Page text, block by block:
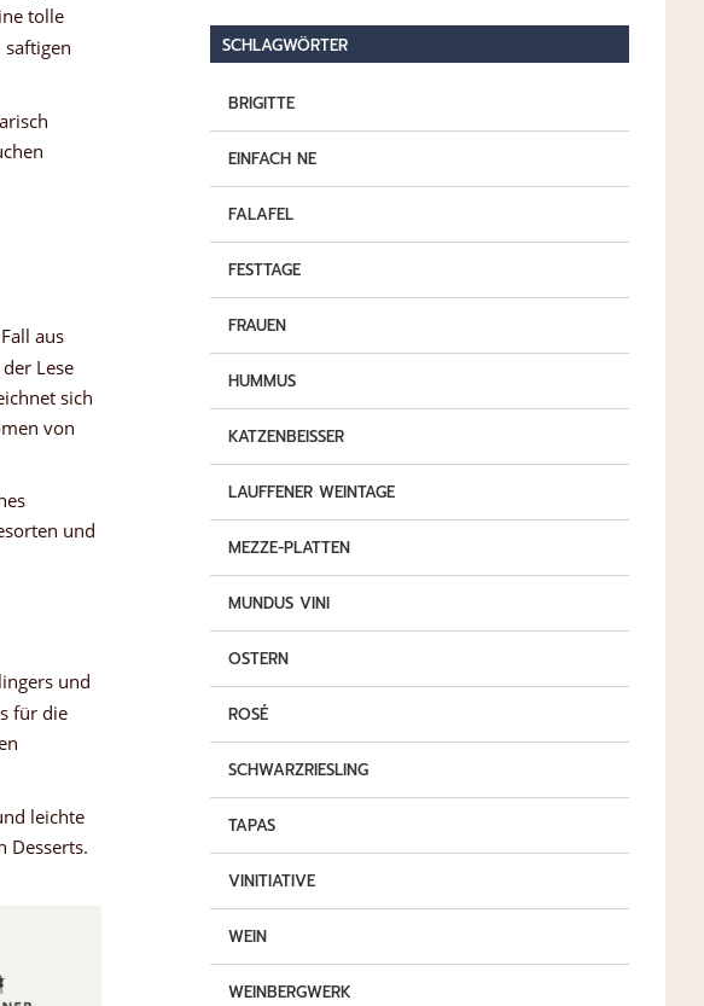
tolle
aus
Lese
sich
von
und
und
für die
leichte
Desserts.
SCHLAGWÖRTER
BRIGITTE
EINFACH NE
FALAFEL
FESTTAGE
FRAUEN
HUMMUS
KATZENBEISSER
LAUFFENER WEINTAGE
MEZZE-PLATTEN
MUNDUS VINI
OSTERN
ROSÉ
SCHWARZRIESLING
TAPAS
VINITIATIVE
WEIN
WEINBERGWERK